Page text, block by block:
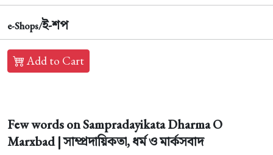
e-Shops/ই-শপ
Add to Cart
Few words on Sampradayikata Dharma O
Marxbad | সাম্প্রদায়িকতা, ধর্ম ও মার্কসবাদ